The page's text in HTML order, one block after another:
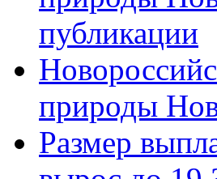
публикации
природы
Размер